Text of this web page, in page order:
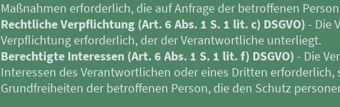
Maßnahmen erforderlich, die auf Anfrage der betroffenen
Rechtliche Verpflichtung (Art. 6 Abs. 1 S. 1 lit. c) DSGVO) - Die
Verpflichtung erforderlich, der der Verantwortliche unterliegt.
Berechtigte Interessen (Art. 6 Abs. 1 S. 1 lit. f) DSGVO) - Die
Interessen des Verantwortlichen oder eines Dritten
Grundfreiheiten der betroffenen Person, die den Schutz